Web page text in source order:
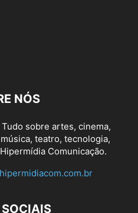
Leopoldinense (Foto: Daniel
da Cultura)
NÓS
sobre artes, cinema,
teatro, tecnologia,
Comunicação.
SOCIAIS